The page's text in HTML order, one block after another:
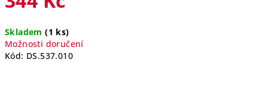
cena:
Skladem(1 ks)
Možnosti doručení
Kód: DS.537.010